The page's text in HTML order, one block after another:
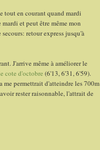
tout en courant quand mardi
et peut être même mon
retour express jusqu'à
J'arrive même à améliorer le
cote d'octobre (6'13, 6'31, 6'59).
me permettrait d'atteindre les 700m
rester raisonnable, l'attrait de